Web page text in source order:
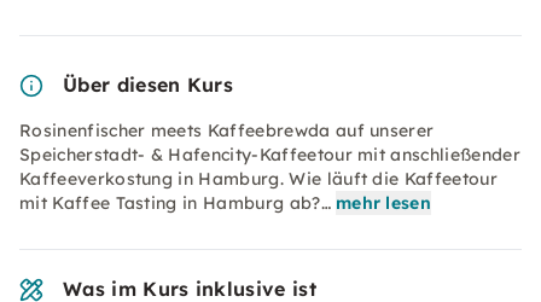
Über diesen Kurs
Rosinenfischer meets Kaffeebrewda auf unserer
Speicherstadt- & Hafencity-Kaffeetour mit anschließender
Kaffeeverkostung in Hamburg. Wie läuft die Kaffeetour
mit Kaffee Tasting in Hamburg ab?… mehr lesen
Was im Kurs inklusive ist